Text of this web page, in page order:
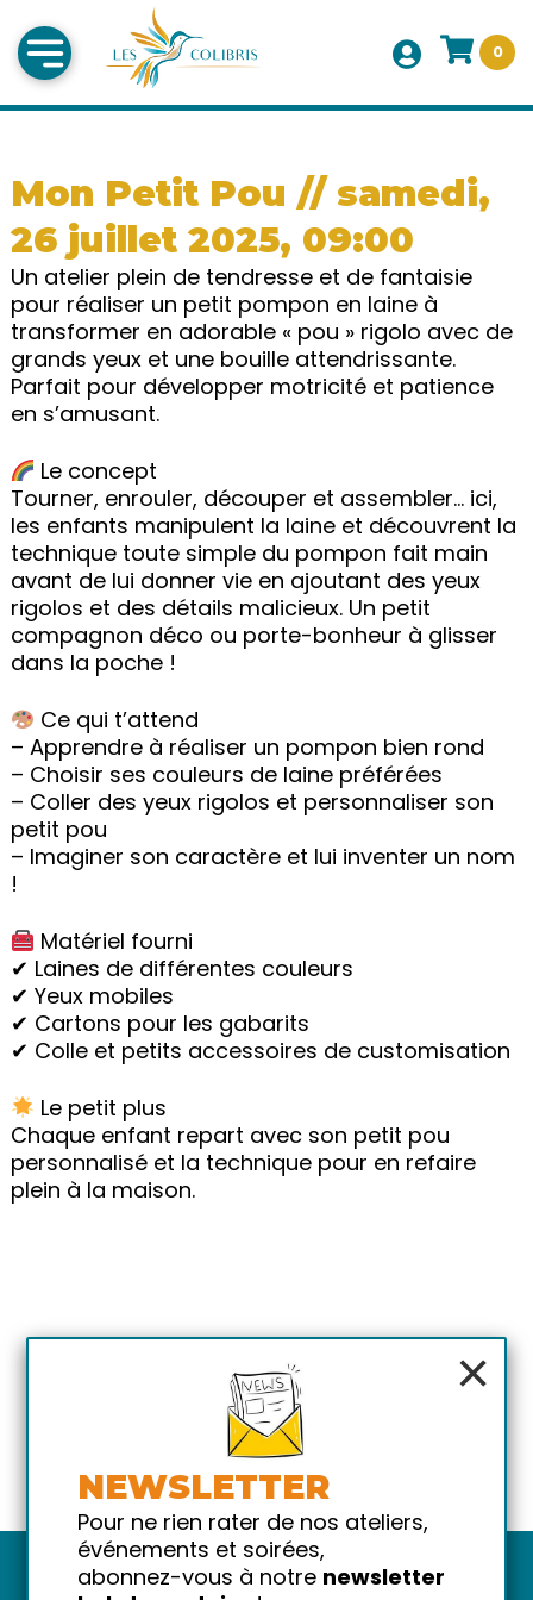
0
Mon Petit Pou // samedi,
26 juillet 2025, 09:00
Un atelier plein de tendresse et de fantaisie
pour réaliser un petit pompon en laine à
transformer en adorable « pou » rigolo avec de
grands yeux et une bouille attendrissante.
Parfait pour développer motricité et patience
en s’amusant.
Le concept
Tourner, enrouler, découper et assembler… ici,
les enfants manipulent la laine et découvrent la
technique toute simple du pompon fait main
avant de lui donner vie en ajoutant des yeux
rigolos et des détails malicieux. Un petit
compagnon déco ou porte-bonheur à glisser
dans la poche !
Ce qui t’attend
– Apprendre à réaliser un pompon bien rond
– Choisir ses couleurs de laine préférées
– Coller des yeux rigolos et personnaliser son
petit pou
– Imaginer son caractère et lui inventer un nom
!
Matériel fourni
✔ Laines de différentes couleurs
✔ Yeux mobiles
✔ Cartons pour les gabarits
✔ Colle et petits accessoires de customisation
Le petit plus
Chaque enfant repart avec son petit pou
personnalisé et la technique pour en refaire
plein à la maison.
×
NEWSLETTER
Pour ne rien rater de nos ateliers,
événements et soirées,
abonnez-vous à notre newsletter